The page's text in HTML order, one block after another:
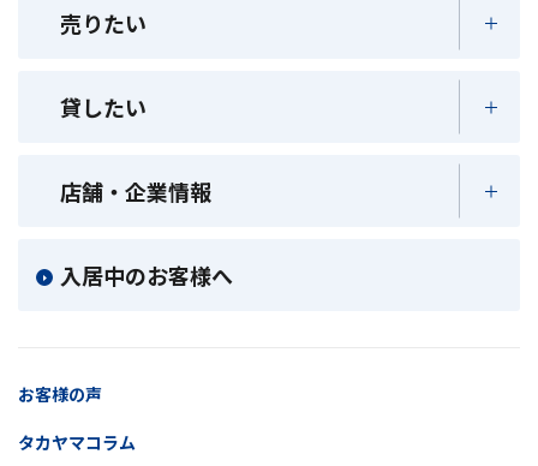
売りたい
貸したい
店舗・企業情報
入居中のお客様へ
お客様の声
タカヤマコラム